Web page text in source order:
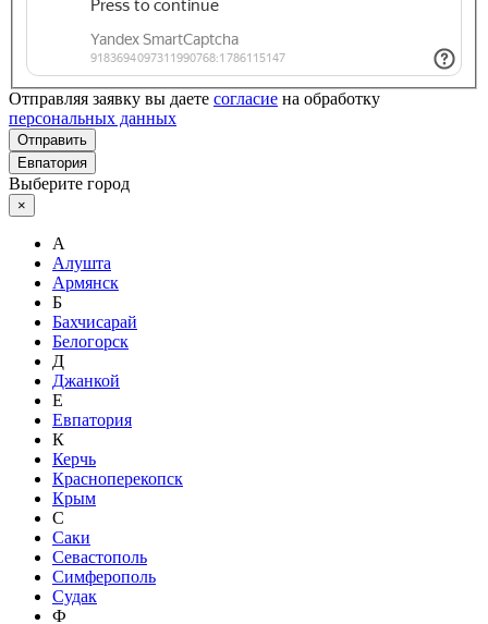
Отправляя заявку вы даете согласие на обработку
персональных данных
Отправить
Евпатория
Выберите город
×
А
Алушта
Армянск
Б
Бахчисарай
Белогорск
Д
Джанкой
Е
Евпатория
К
Керчь
Красноперекопск
Крым
С
Саки
Севастополь
Симферополь
Судак
Ф